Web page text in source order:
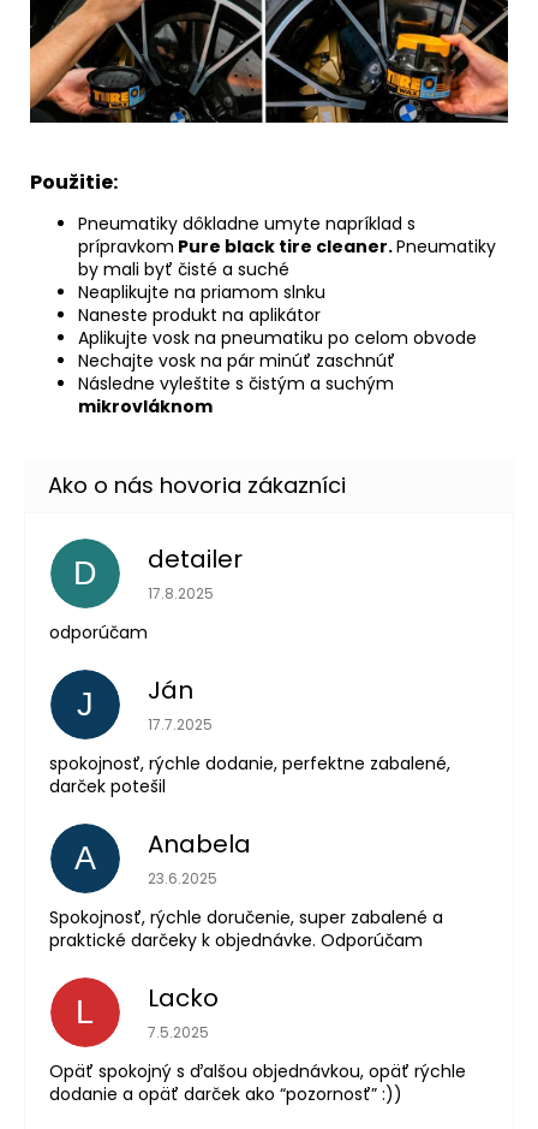
Použitie:
Pneumatiky dôkladne umyte napríklad s
prípravkom Pure black tire cleaner.Pneumatiky
by mali byť čisté a suché
Neaplikujte na priamom slnku
Naneste produkt na aplikátor
Aplikujte vosk na pneumatiku po celom obvode
Nechajte vosk na pár minúť zaschnúť
Následne vyleštite s čistým a suchým
mikrovláknom
D detailer
Hodnotenie obchodu je 5 z 5 hviezdičiek.
17.8.2025
odporúčam
J Ján
Hodnotenie obchodu je 5 z 5 hviezdičiek.
17.7.2025
spokojnosť, rýchle dodanie, perfektne zabalené,
darček potešil
A Anabela
Hodnotenie obchodu je 5 z 5 hviezdičiek.
23.6.2025
Spokojnosť, rýchle doručenie, super zabalené a
praktické darčeky k objednávke. Odporúčam
L Lacko
Hodnotenie obchodu je 5 z 5 hviezdičiek.
7.5.2025
Opäť spokojný s ďalšou objednávkou, opäť rýchle
dodanie a opäť darček ako “pozornosť” :))